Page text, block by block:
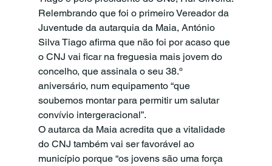
Relembrando que foi o primeiro Vereador da
Juventude da autarquia da Maia, António
Silva Tiago afirma que não foi por acaso que
o CNJ vai ficar na freguesia mais jovem do
concelho, que assinala o seu 38.º
aniversário, num equipamento “que
soubemos montar para permitir um salutar
convívio intergeracional”.
O autarca da Maia acredita que a vitalidade
do CNJ também vai ser favorável ao
município porque “os jovens são uma força